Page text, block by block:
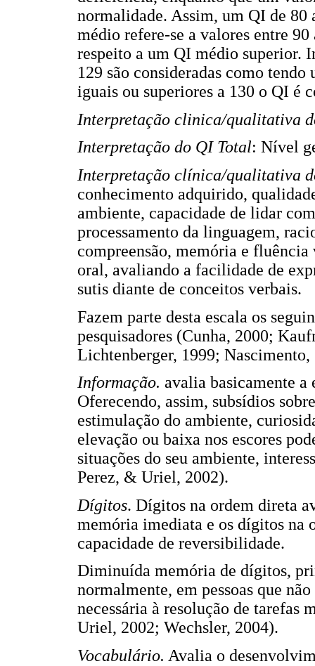
normalidade. Assim, um QI de
médio refere-se a valores entre
respeito a um QI médio superior.
129 são consideradas como
iguais ou superiores a 130 o QI é
Interpretação clinica/qualitativa
Interpretação do QI Total: Nível
Interpretação clínica/qualitativa
conhecimento adquirido,
ambiente, capacidade de lidar
processamento da linguagem,
compreensão, memória e
oral, avaliando a facilidade de
sutis diante de conceitos verbais.
Fazem parte desta escala os
pesquisadores (Cunha, 2000;
Lichtenberger, 1999; Nascimento,
Informação. avalia basicamente a
Oferecendo, assim, subsídios
estimulação do ambiente,
elevação ou baixa nos escores
situações do seu ambiente,
Perez, & Uriel, 2002).
Dígitos. Dígitos na ordem direta
memória imediata e os dígitos na
capacidade de reversibilidade.
Diminuída memória de dígitos,
normalmente, em pessoas que
necessária à resolução de tarefas
Uriel, 2002; Wechsler, 2004).
Vocabulário. Avalia o